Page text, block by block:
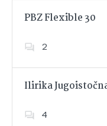
PBZ Flexible 30
2
Ilirika
4